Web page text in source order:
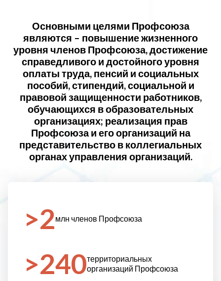
Основными целями Профсоюза
являются – повышение жизненного
уровня членов Профсоюза, достижение
справедливого и достойного уровня
оплаты труда, пенсий и социальных
пособий, стипендий, социальной и
правовой защищенности работников,
обучающихся в образовательных
организациях; реализация прав
Профсоюза и его организаций на
представительство в коллегиальных
органах управления организаций.
>2млн членов Профсоюза
>240территори­альных
организаций Профсоюза